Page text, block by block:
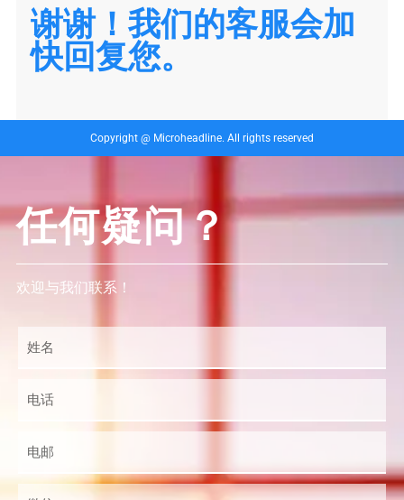
谢谢！我们的客服会加
快回复您。
Copyright @ Microheadline. All rights reserved
任何疑问？
欢迎与我们联系！